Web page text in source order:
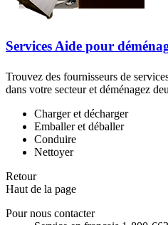
Services Aide pour
Trouvez des fournisseurs de
dans votre secteur et déménagez
Charger et décharger
Emballer et déballer
Conduire
Nettoyer
Retour
Haut de la page
Pour nous contacter